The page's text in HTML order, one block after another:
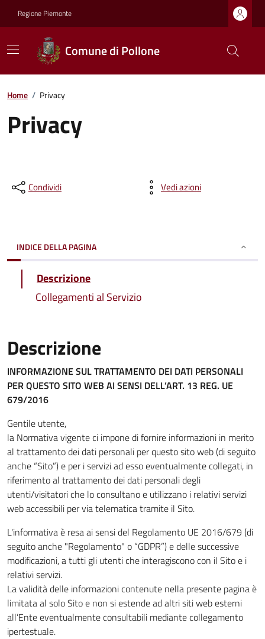
Regione Piemonte
Comune di Pollone
Home / Privacy
Privacy
Condividi Vedi azioni
INDICE DELLA PAGINA
Descrizione
Collegamenti al Servizio
Descrizione
INFORMAZIONE SUL TRATTAMENTO DEI DATI PERSONALI
PER QUESTO SITO WEB AI SENSI DELL’ART. 13 REG. UE
679/2016
Gentile utente,
la Normativa vigente ci impone di fornire informazioni in merito
al trattamento dei dati personali per questo sito web (di seguito
anche “Sito”) e per i servizi ad esso eventualmente collegati, in
riferimento al trattamento dei dati personali degli
utenti/visitatori che lo consultano e utilizzano i relativi servizi
web accessibili per via telematica tramite il Sito.
L'informativa è resa ai sensi del Regolamento UE 2016/679 (di
seguito anche "Regolamento" o “GDPR”) e delle successive
modificazioni, a tutti gli utenti che interagiscono con il Sito e i
relativi servizi.
La validità delle informazioni contenute nella presente pagina è
limitata al solo Sito e non si estende ad altri siti web esterni
all’Ente eventualmente consultabili mediante collegamento
ipertestuale.